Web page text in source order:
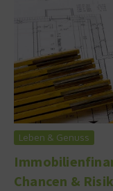
Leben & Genuss
Chancen &